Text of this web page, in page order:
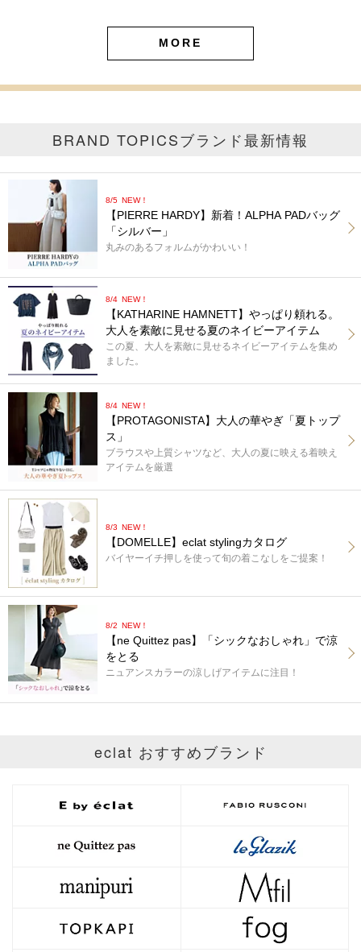
MORE
BRAND TOPICSブランド最新情報
8/5 NEW！
【PIERRE HARDY】新着！ALPHA PADバッグ
「シルバー」
丸みのあるフォルムがかわいい！
8/4 NEW！
【KATHARINE HAMNETT】やっぱり頼れる。
大人を素敵に見せる夏のネイビーアイテム
この夏、大人を素敵に見せるネイビーアイテムを集め
ました。
8/4 NEW！
【PROTAGONISTA】大人の華やぎ「夏トップ
ス」
ブラウスや上質シャツなど、大人の夏に映える着映え
アイテムを厳選
8/3 NEW！
【DOMELLE】eclat stylingカタログ
バイヤーイチ押しを使って旬の着こなしをご提案！
8/2 NEW！
【ne Quittez pas】「シックなおしゃれ」で涼
をとる
ニュアンスカラーの涼しげアイテムに注目！
eclat おすすめブランド